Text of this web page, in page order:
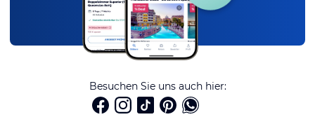
Besuchen Sie uns auch hier: